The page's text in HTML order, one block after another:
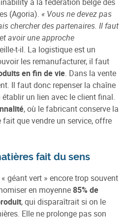
(Agoria). « Vous ne devez pas
chercher des partenaires. Il faut
avoir une approche
t-il. La logistique est un
les remanufacturer, il faut
en fin de vie. Dans la vente
Il faut donc repenser la chaîne
un lien avec le client final.
, où le fabricant conserve la
que vendre un service, offre
fait du sens
géant vert » encore trop souvent
en moyenne85% de
, qui disparaîtrait si on le
Elle ne prolonge pas son